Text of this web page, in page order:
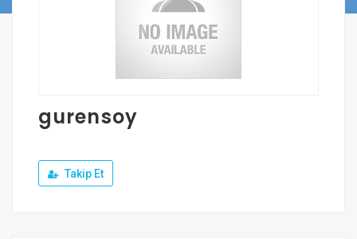
Giriş Yap
gurensoy
Takip Et